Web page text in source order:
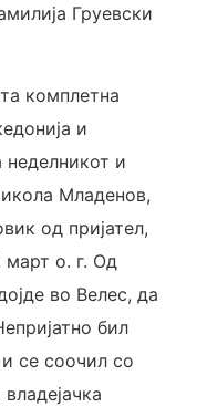
Груевски
комплетна
и
неделникот и
Младенов,
од пријател,
март о. г. Од
во Велес, да
бил
се соочил со